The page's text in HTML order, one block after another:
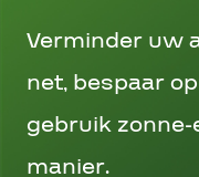
Verminder uw
net, bespaar
gebruik
manier.